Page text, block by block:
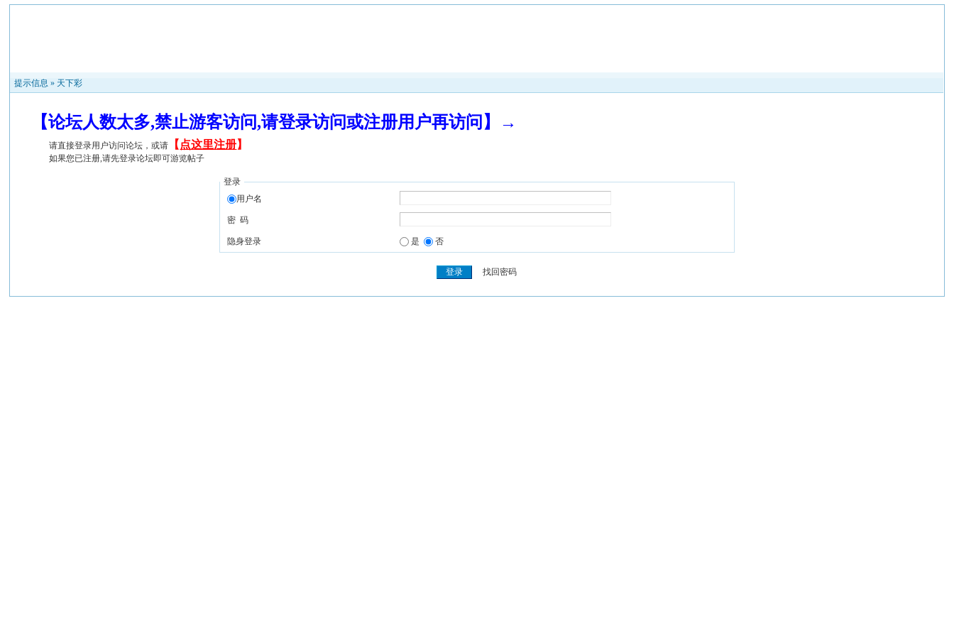
提示信息 » 天下彩
【论坛人数太多,禁止游客访问,请登录访问或注册用户再访问】→
请直接登录用户访问论坛，或请 【 点这里注册】
如果您已注册,请先登录论坛即可游览帖子
登录
用户名
密 码
隐身登录 是 否
找回密码